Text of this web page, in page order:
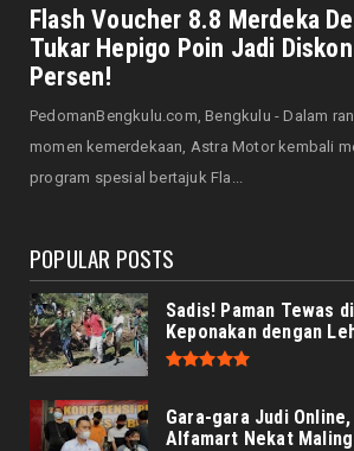
Honda CUV e: Motor Listrik
Keunggulan dan
Servis Bukan Saat Rusak:
Bengkulu Ingatkan
August 07, 2026
Flash Voucher 8.8 Merdeka
Tukar Hepigo Poin Jadi
Persen!
PedomanBengkulu.com, Bengkulu - Dalam
momen kemerdekaan, Astra Motor kembali
program spesial bertajuk Fla...
POPULAR POSTS
Sadis! Paman Tewas
Keponakan dengan
Gara-gara Judi
Alfamart Nekat